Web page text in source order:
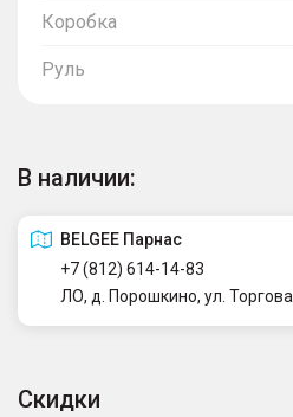
Коробка
Руль
В наличии:
BELGEE Парнас
+7 (812) 614-14-83
ЛО, д. Порошкино, ул.
Скидки